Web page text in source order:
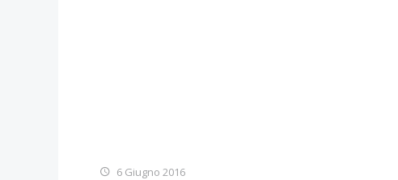
6 Giugno 2016